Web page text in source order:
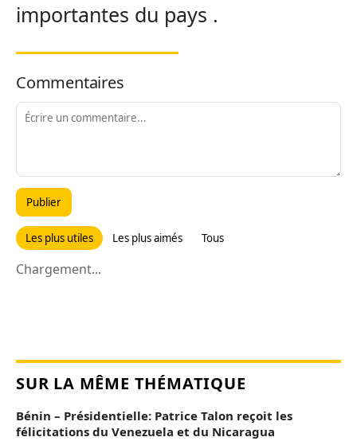
importantes du pays .
Commentaires
Publier
Les plus utiles Les plus aimés Tous
Chargement...
SUR LA MÊME THÉMATIQUE
Bénin – Présidentielle: Patrice Talon reçoit les
félicitations du Venezuela et du Nicaragua